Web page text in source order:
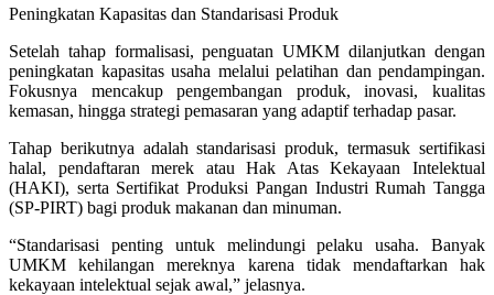
Peningkatan Kapasitas dan Standarisasi Produk
Setelah tahap formalisasi, penguatan UMKM dilanjutkan dengan
peningkatan kapasitas usaha melalui pelatihan dan pendampingan.
Fokusnya mencakup pengembangan produk, inovasi, kualitas
kemasan, hingga strategi pemasaran yang adaptif terhadap pasar.
Tahap berikutnya adalah standarisasi produk, termasuk sertifikasi
halal, pendaftaran merek atau Hak Atas Kekayaan Intelektual
(HAKI), serta Sertifikat Produksi Pangan Industri Rumah Tangga
(SP-PIRT) bagi produk makanan dan minuman.
“Standarisasi penting untuk melindungi pelaku usaha. Banyak
UMKM kehilangan mereknya karena tidak mendaftarkan hak
kekayaan intelektual sejak awal,” jelasnya.